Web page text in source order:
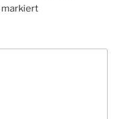
markiert